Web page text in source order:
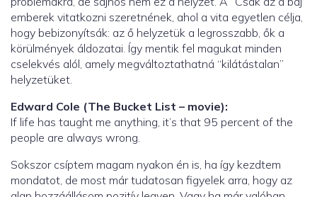
emberek vitatkozni szeretnének, ahol a vita egyetlen célja,
hogy bebizonyítsák: az ő helyzetük a legrosszabb, ők a
körülmények áldozatai. Így mentik fel magukat minden
cselekvés alól, amely megváltoztathatná “kilátástalan”
helyzetüket.
Edward Cole (The Bucket List – movie):
If life has taught me anything, it’s that 95 percent of the
people are always wrong.
Sokszor csíptem magam nyakon én is, ha így kezdtem
mondatot, de most már tudatosan figyelek arra, hogy az